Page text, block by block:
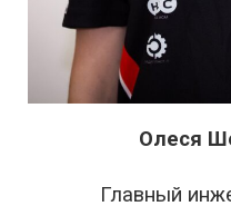
Олеся
Главный